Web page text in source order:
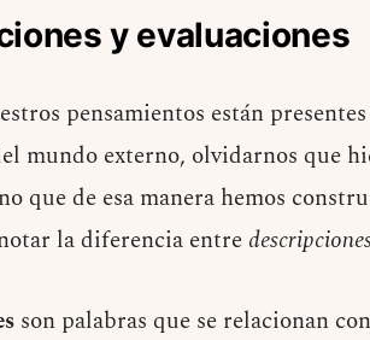
y evaluaciones
pensamientos están
mundo externo, olvidarnos que
que de esa manera hemos
la diferencia entre
son palabras que se relacionan